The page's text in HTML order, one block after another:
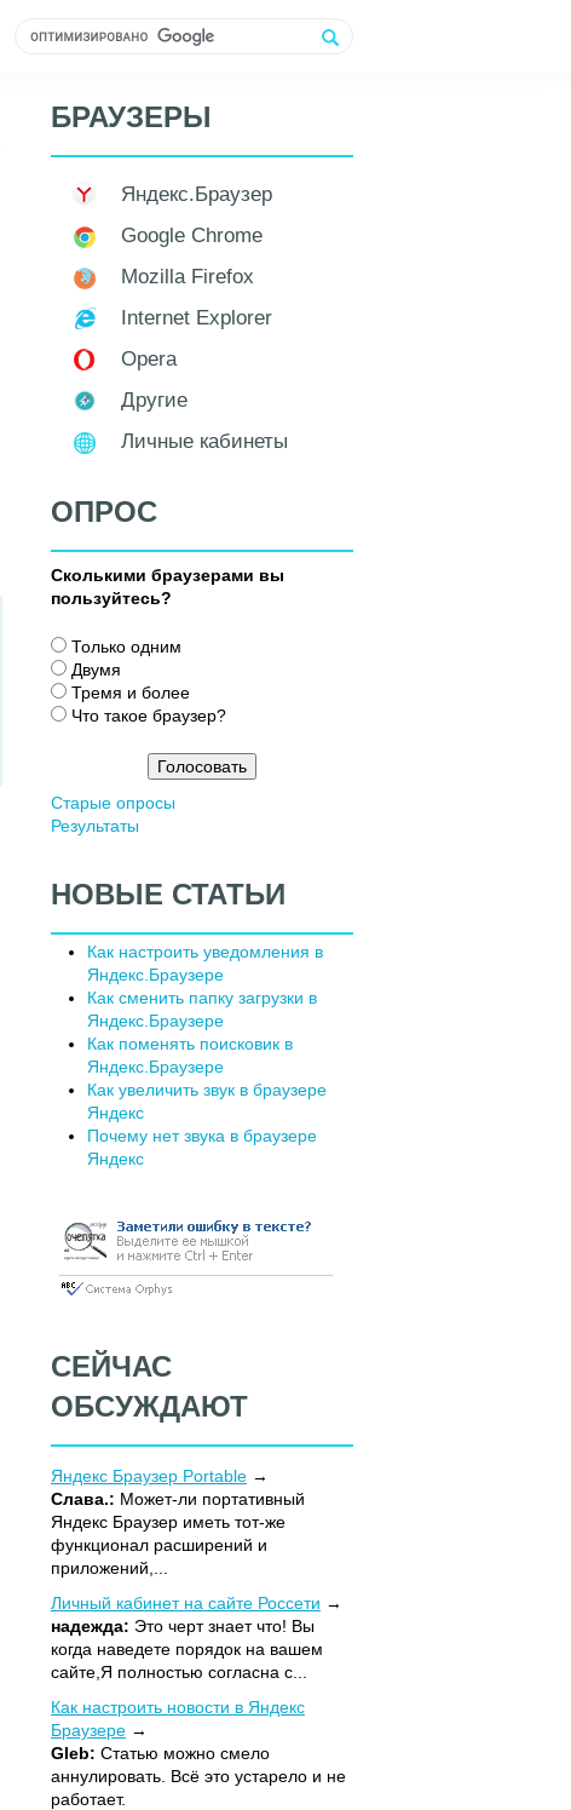
БРАУЗЕРЫ
Яндекс.Браузер
Google Chrome
Mozilla Firefox
Internet Explorer
Opera
Другие
Личные кабинеты
ОПРОС
Сколькими браузерами вы
пользуйтесь?
В
а
р
и
ы
Только одним
Двумя
Тремя и более
Что такое браузер?
Старые опросы
Результаты
НОВЫЕ СТАТЬИ
Как настроить уведомления в
Яндекс.Браузере
Как сменить папку загрузки в
Яндекс.Браузере
Как поменять поисковик в
Яндекс.Браузере
Как увеличить звук в браузере
Яндекс
Почему нет звука в браузере
Яндекс
СЕЙЧАС
ОБСУЖДАЮТ
Яндекс Браузер Portable
Слава.: Может-ли портативный
Яндекс Браузер иметь тот-же
функционал расширений и
приложений,...
Личный кабинет на сайте Россети
надежда: Это черт знает что! Вы
когда наведете порядок на вашем
сайте,Я полностью согласна с...
Как настроить новости в Яндекс
Браузере
Gleb: Статью можно смело
аннулировать. Всё это устарело и не
работает.